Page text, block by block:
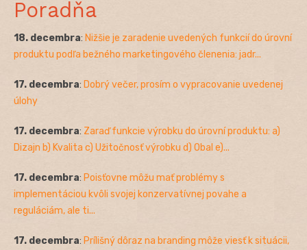
Poradňa
18. decembra: Nižšie je zaradenie uvedených funkcií do úrovní
produktu podľa bežného marketingového členenia: jadr...
17. decembra: Dobrý večer, prosím o vypracovanie uvedenej
úlohy
17. decembra: Zaraď funkcie výrobku do úrovní produktu: a)
Dizajn b) Kvalita c) Užitočnosť výrobku d) Obal e)...
17. decembra: Poisťovne môžu mať problémy s
implementáciou kvôli svojej konzervatívnej povahe a
reguláciám, ale ti...
17. decembra: Prílišný dôraz na branding môže viesť k situácii,